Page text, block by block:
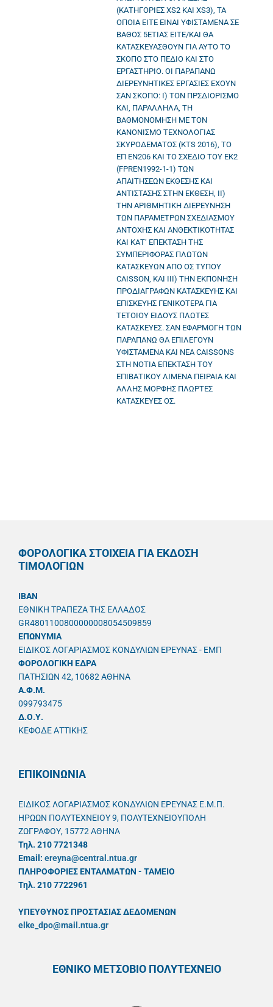
(ΚΑΤΗΓΟΡΙΕΣ XS2 ΚΑΙ XS3), ΤΑ
ΟΠΟΙΑ ΕΙΤΕ ΕΙΝΑΙ ΥΦΙΣΤΑΜΕΝΑ ΣΕ
ΒΑΘΟΣ 5ΕΤΙΑΣ ΕΙΤΕ/ΚΑΙ ΘΑ
ΚΑΤΑΣΚΕΥΑΣΘΟΥΝ ΓΙΑ ΑΥΤΟ ΤΟ
ΣΚΟΠΟ ΣΤΟ ΠΕΔΙΟ ΚΑΙ ΣΤΟ
ΕΡΓΑΣΤΗΡΙΟ. ΟΙ ΠΑΡΑΠΑΝΩ
ΔΙΕΡΕΥΝΗΤΙΚΕΣ ΕΡΓΑΣΙΕΣ ΕΧΟΥΝ
ΣΑΝ ΣΚΟΠΟ: Ι) ΤΟΝ ΠΡΣΔΙΟΡΙΣΜΟ
ΚΑΙ, ΠΑΡΑΛΛΗΛΑ, ΤΗ
ΒΑΘΜΟΝΟΜΗΣΗ ΜΕ ΤΟΝ
ΚΑΝΟΝΙΣΜΟ ΤΕΧΝΟΛΟΓΙΑΣ
ΣΚΥΡΟΔΕΜΑΤΟΣ (KTS 2016), ΤΟ
ΕΠ ΕΝ206 ΚΑΙ ΤΟ ΣΧΕΔΙΟ ΤΟΥ ΕΚ2
(FPREN1992-1-1) ΤΩΝ
ΑΠΑΙΤΗΣΕΩΝ ΕΚΘΕΣΗΣ ΚΑΙ
ΑΝΤΙΣΤΑΣΗΣ ΣΤΗΝ ΕΚΘΕΣΗ, ΙΙ)
ΤΗΝ ΑΡΙΘΜΗΤΙΚΗ ΔΙΕΡΕΥΝΗΣΗ
ΤΩΝ ΠΑΡΑΜΕΤΡΩΝ ΣΧΕΔΙΑΣΜΟΥ
ΑΝΤΟΧΗΣ ΚΑΙ ΑΝΘΕΚΤΙΚΟΤΗΤΑΣ
ΚΑΙ ΚΑΤ’ ΕΠΕΚΤΑΣΗ ΤΗΣ
ΣΥΜΠΕΡΙΦΟΡΑΣ ΠΛΩΤΩΝ
ΚΑΤΑΣΚΕΥΩΝ ΑΠΟ ΟΣ ΤΥΠΟΥ
CAISSON, ΚΑΙ ΙΙΙ) ΤΗΝ ΕΚΠΟΝΗΣΗ
ΠΡΟΔΙΑΓΡΑΦΩΝ ΚΑΤΑΣΚΕΥΗΣ ΚΑΙ
ΕΠΙΣΚΕΥΗΣ ΓΕΝΙΚΟΤΕΡΑ ΓΙΑ
ΤΕΤΟΙΟΥ ΕΙΔΟΥΣ ΠΛΩΤΕΣ
ΚΑΤΑΣΚΕΥΕΣ. ΣΑΝ ΕΦΑΡΜΟΓΗ ΤΩΝ
ΠΑΡΑΠΑΝΩ ΘΑ ΕΠΙΛΕΓΟΥΝ
ΥΦΙΣΤΑΜΕΝΑ ΚΑΙ ΝΕΑ CAISSONS
ΣΤΗ ΝΟΤΙΑ ΕΠΕΚΤΑΣΗ ΤΟΥ
ΕΠΙΒΑΤΙΚΟΥ ΛΙΜΕΝΑ ΠΕΙΡΑΙΑ ΚΑΙ
ΑΛΛΗΣ ΜΟΡΦΗΣ ΠΛΩΡΤΕΣ
ΚΑΤΑΣΚΕΥΕΣ ΟΣ.
ΦΟΡΟΛΟΓΙΚΑ ΣΤΟΙΧΕΙΑ ΓΙΑ ΕΚΔΟΣΗ
ΤΙΜΟΛΟΓΙΩΝ
IBAN
ΕΘΝΙΚΗ ΤΡΑΠΕΖΑ ΤΗΣ ΕΛΛΑΔΟΣ
GR4801100800000008054509859
ΕΠΩΝΥΜΙΑ
ΕΙΔΙΚΟΣ ΛΟΓΑΡΙΑΣΜΟΣ ΚΟΝΔΥΛΙΩΝ ΕΡΕΥΝΑΣ - ΕΜΠ
ΦΟΡΟΛΟΓΙΚΗ ΕΔΡΑ
ΠΑΤΗΣΙΩΝ 42, 10682 ΑΘΗΝΑ
A.Φ.Μ.
099793475
Δ.Ο.Υ.
ΚΕΦΟΔΕ ΑΤΤΙΚΗΣ
ΕΠΙΚΟΙΝΩΝΙΑ
ΕΙΔΙΚΟΣ ΛΟΓΑΡΙΑΣΜΟΣ ΚΟΝΔΥΛΙΩΝ ΕΡΕΥΝΑΣ Ε.Μ.Π.
ΗΡΩΩΝ ΠΟΛΥΤΕΧΝΕΙΟΥ 9, ΠΟΛΥΤΕΧΝΕΙΟΥΠΟΛΗ
ΖΩΓΡΑΦΟΥ, 15772 ΑΘΗΝΑ
Τηλ. 210 7721348
Email: ereyna@central.ntua.gr
ΠΛΗΡΟΦΟΡΙΕΣ ΕΝΤΑΛΜΑΤΩΝ - ΤΑΜΕΙΟ
Τηλ. 210 7722961
ΥΠΕΥΘYΝΟΣ ΠΡΟΣΤΑΣΙΑΣ ΔΕΔΟΜΕΝΩΝ
elke_dpo@mail.ntua.gr
ΕΘΝΙΚΟ ΜΕΤΣΟΒΙΟ ΠΟΛΥΤΕΧΝΕΙΟ